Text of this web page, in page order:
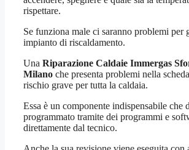
rispettare.
Se funziona male ci saranno problemi per
impianto di riscaldamento.
Una Riparazione Caldaie Immergas
Milano che presenta problemi nella
rischio grave per tutta la caldaia.
Essa è un componente indispensabile che
programmato tramite dei programmi e
direttamente dal tecnico.